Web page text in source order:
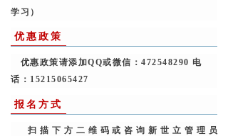
学习）
优惠政策
优惠政策请添加QQ或微信： 472548290 电
话： 15215065427
报名方式
扫描下方二维码或咨询新世立管理员